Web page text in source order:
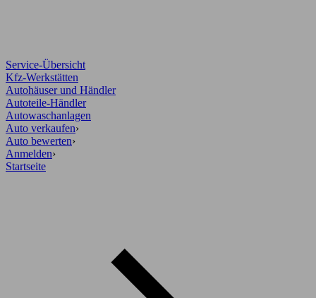
Service-Übersicht
Kfz-Werkstätten
Autohäuser und Händler
Autoteile-Händler
Autowaschanlagen
Auto verkaufen›
Auto bewerten›
Anmelden›
Startseite